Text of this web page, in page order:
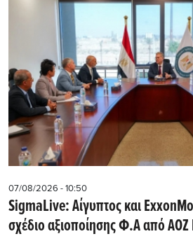
07/08/2026 - 10:50
SigmaLive: Αίγυπτος και
σχέδιο αξιοποίησης Φ.Α από